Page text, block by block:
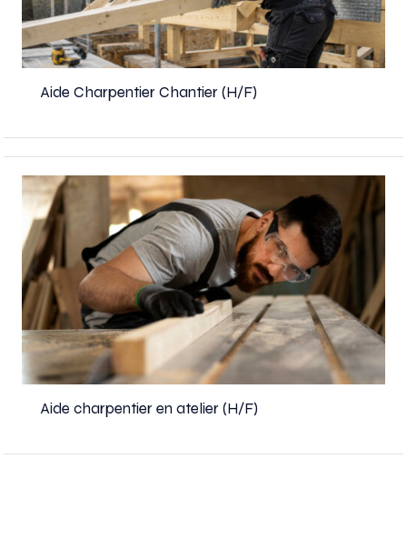
Aide Charpentier Chantier (H/F)
Aide charpentier en atelier (H/F)